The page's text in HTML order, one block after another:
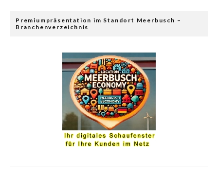
Premiumpräsentation im Standort Meerbusch –
Branchenverzeichnis